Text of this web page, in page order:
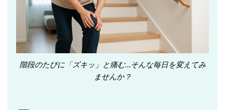
階段のたびに「ズキッ」と痛む…そんな毎日を変えてみ
ませんか？